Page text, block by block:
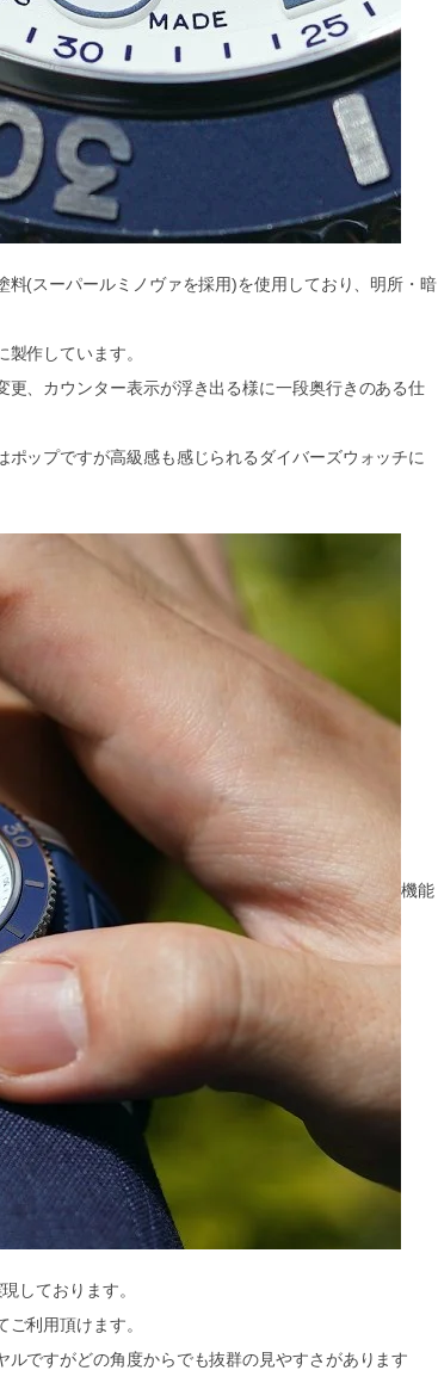
(スーパールミノヴァを採用)を使用しており、明所・暗
作しています。
、カウンター表示が浮き出る様に一段奥行きのある仕
ップですが高級感も感じられるダイバーズウォッチに
機能
しております。
利用頂けます。
ですがどの角度からでも抜群の見やすさがあります